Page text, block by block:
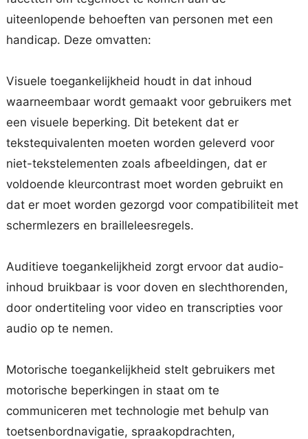
uiteenlopende behoeften van personen met een
handicap. Deze omvatten:
Visuele toegankelijkheid houdt in dat inhoud
waarneembaar wordt gemaakt voor gebruikers met
een visuele beperking. Dit betekent dat er
tekstequivalenten moeten worden geleverd voor
niet-tekstelementen zoals afbeeldingen, dat er
voldoende kleurcontrast moet worden gebruikt en
dat er moet worden gezorgd voor compatibiliteit met
schermlezers en brailleleesregels.
Auditieve toegankelijkheid zorgt ervoor dat audio-
inhoud bruikbaar is voor doven en slechthorenden,
door ondertiteling voor video en transcripties voor
audio op te nemen.
Motorische toegankelijkheid stelt gebruikers met
motorische beperkingen in staat om te
communiceren met technologie met behulp van
toetsenbordnavigatie, spraakopdrachten,